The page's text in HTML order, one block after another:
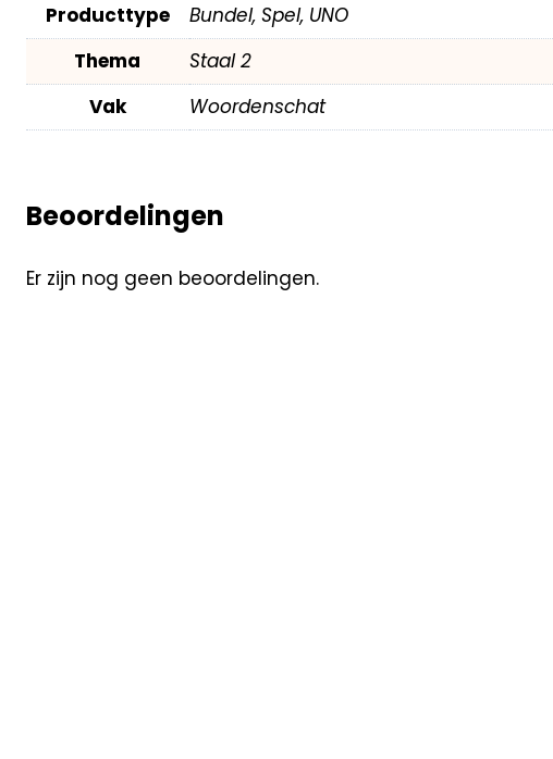
Producttype
Bundel, Spel, UNO
Thema
Staal 2
Vak
Woordenschat
Beoordelingen
Er zijn nog geen beoordelingen.